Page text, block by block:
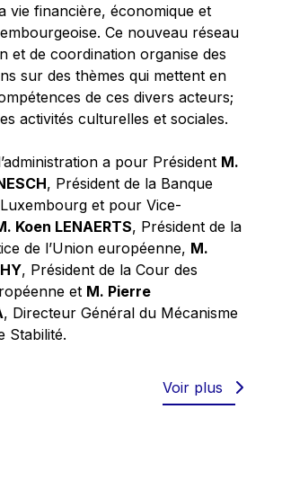
Issing
Mengozzi
Donohoe
Nanz
Maystadt
Gramegna
Pelly
Goebbels
REYNDERS
WEIDES
vie financière, économique et
Ce nouveau réseau
et de coordination organise des
sur des thèmes qui mettent en
de ces divers acteurs;
activités culturelles et sociales.
a pour Président M.
, Président de la Banque
et pour Vice-
Koen LENAERTS, Président de la
de l’Union européenne, M.
, Président de la Cour des
et M. Pierre
, Directeur Général du Mécanisme
Stabilité.
Voir plus